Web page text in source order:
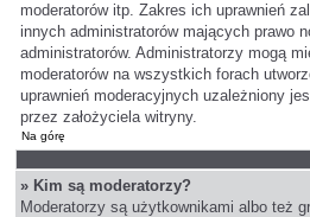
moderatorów itp. Zakres ich uprawnień
innych administratorów mających prawo
administratorów. Administratorzy mogą
moderatorów na wszystkich forach
uprawnień moderacyjnych uzależniony
przez założyciela witryny.
Na górę
» Kim są moderatorzy?
Moderatorzy są użytkownikami albo też